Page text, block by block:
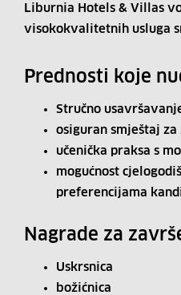
Liburnia Hotels & Villas
visokokvalitetnih usluga
Prednosti koje
Stručno
osiguran smještaj
učenička praksa s
mogućnost
preferencijama
Nagrade za
Uskrsnica
božićnica